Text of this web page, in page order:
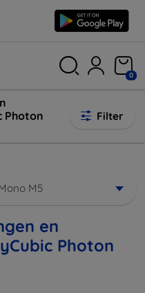
0
Photon
Filter
M5
en
Photon